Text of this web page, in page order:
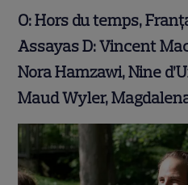
O: Hors du temps,
Assayas D: Vincent
Nora Hamzawi, Nine
Maud Wyler,